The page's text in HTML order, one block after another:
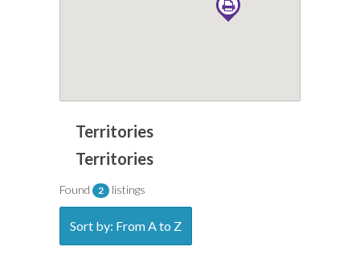
Found 2 listings
Sort by: From A to Z